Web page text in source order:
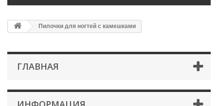
Пилочки для ногтей с камешками
ГЛАВНАЯ